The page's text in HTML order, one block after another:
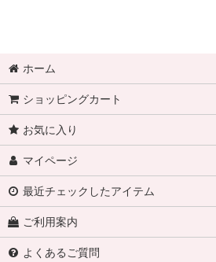
ホーム
ショッピングカート
お気に入り
マイページ
最近チェックしたアイテム
ご利用案内
よくあるご質問